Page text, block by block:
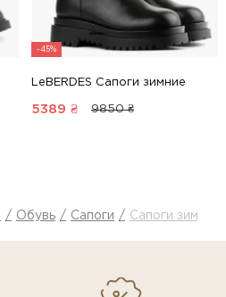
-45%
LeBERDES Сапоги зимние
5389 ₴ 9850 ₴
Обувь Сапоги Сапоги зимние